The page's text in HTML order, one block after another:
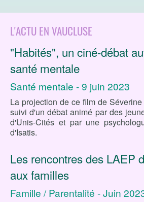
L'ACTU EN VAUCLUSE
"Habités", un ciné-débat
santé mentale
Santé mentale - 9 juin 2023
La projection de ce film de
suivi d'un débat animé par des
d'Unis-Cités et par une
d'Isatis.
Les rencontres des LAEP
aux familles
Famille / Parentalité - Juin